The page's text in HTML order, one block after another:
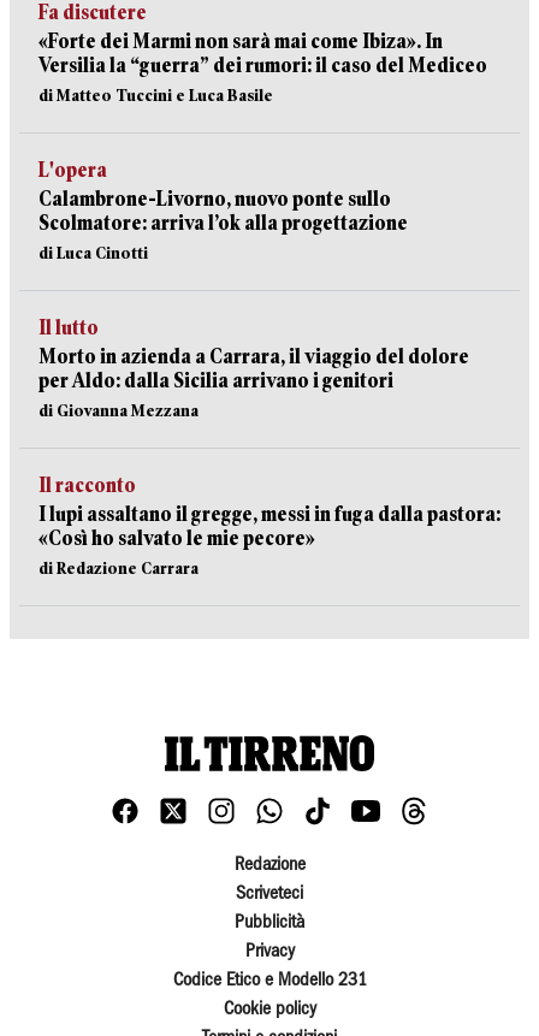
Fa discutere
«Forte dei Marmi non sarà mai come Ibiza». In
Versilia la “guerra” dei rumori: il caso del Mediceo
di Matteo Tuccini e Luca Basile
L'opera
Calambrone-Livorno, nuovo ponte sullo
Scolmatore: arriva l’ok alla progettazione
di Luca Cinotti
Il lutto
Morto in azienda a Carrara, il viaggio del dolore
per Aldo: dalla Sicilia arrivano i genitori
di Giovanna Mezzana
Il racconto
I lupi assaltano il gregge, messi in fuga dalla pastora:
«Così ho salvato le mie pecore»
di Redazione Carrara
Redazione
Scriveteci
Pubblicità
Privacy
Codice Etico e Modello 231
Cookie policy